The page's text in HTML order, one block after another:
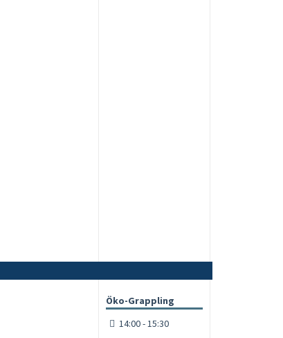
Öko-Grappling
14:00 - 15:30